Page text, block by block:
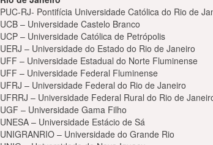
PUC-RJ- Pontifícia Universidade Católica do Rio de
UCB – Universidade Castelo Branco
UCP – Universidade Católica de Petrópolis
UERJ – Universidade do Estado do Rio de Janeiro
UFF – Universidade Estadual do Norte Fluminense
UFF – Universidade Federal Fluminense
UFRJ – Universidade Federal do Rio de Janeiro
UFRRJ – Universidade Federal Rural do Rio de
UGF – Universidade Gama Filho
UNESA – Universidade Estácio de Sá
UNIGRANRIO – Universidade do Grande Rio